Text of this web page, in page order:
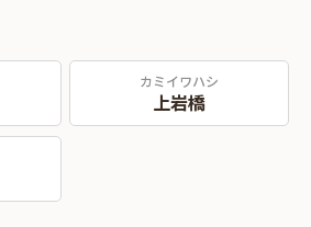
カミイワハシ
上岩橋